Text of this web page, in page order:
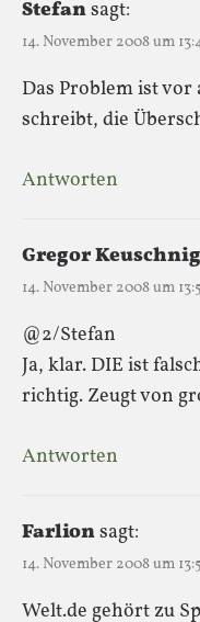
Stefansagt:
14. November 2008 um
Das Problem ist vor
schreibt, die
Antworten
Gregor Keuschnig
14. November 2008 um
@2/Stefan
Ja, klar. DIE ist
richtig. Zeugt von
Antworten
Farlionsagt:
14. November 2008 um
Welt.de gehört zu